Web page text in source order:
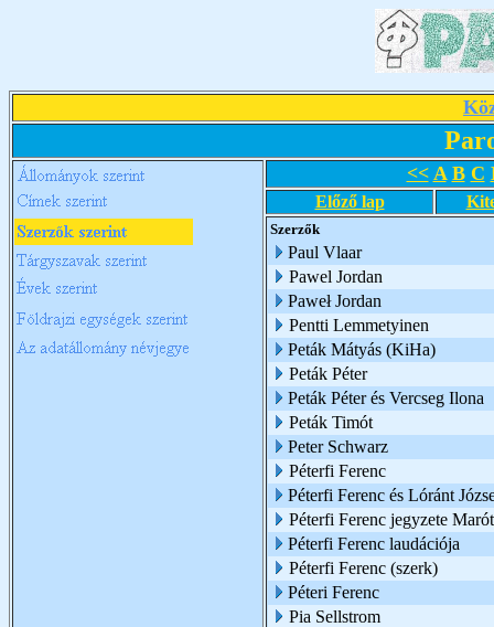
<< A B C
Előző lap
Szerzők
Paul Vlaar
Pawel Jordan
Paweł Jordan
Pentti Lemmetyinen
Peták Mátyás (KiHa)
Peták Péter
Peták Péter és Vercseg Ilona
Peták Timót
Peter Schwarz
Péterfi Ferenc
Péterfi Ferenc és Lóránt
Péterfi Ferenc jegyzete
Péterfi Ferenc laudációja
Péterfi Ferenc (szerk)
Péteri Ferenc
Pia Sellstrom